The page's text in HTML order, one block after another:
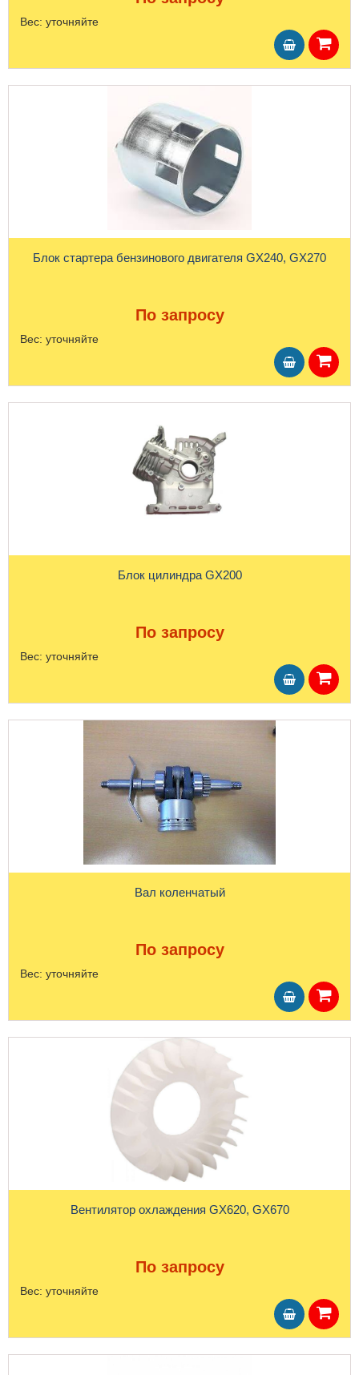
Вес: уточняйте
Блок стартера бензинового двигателя GX240, GX270
По запросу
Вес: уточняйте
Блок цилиндра GX200
По запросу
Вес: уточняйте
Вал коленчатый
По запросу
Вес: уточняйте
Вентилятор охлаждения GX620, GX670
По запросу
Вес: уточняйте